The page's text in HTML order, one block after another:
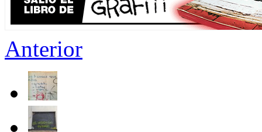
Anterior